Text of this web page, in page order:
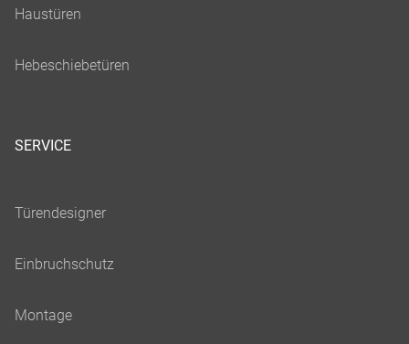
SERVICE